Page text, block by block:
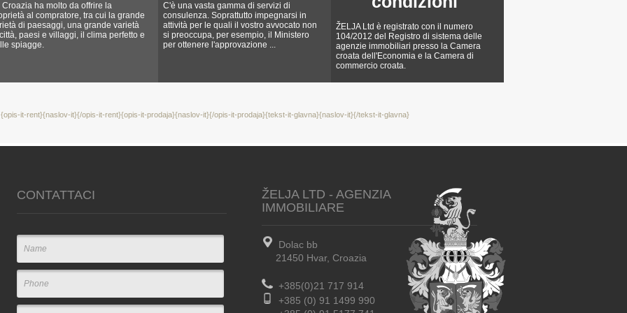
Croazia ha molto da offrire la
al compratore, tra cui la grande
di paesaggi, una grande varietà
paesi e villaggi, il clima perfetto e
spiagge.
C'è una vasta gamma di servizi di
consulenza. Soprattutto impegnarsi in
attività per le quali il vostro avvocato non
si preoccupa, per esempio, il Ministero
per ottenere l'approvazione ...
ŽELJA Ltd è registrato con il numero
104/2012 del Registro di sistema delle
agenzie immobiliari presso la Camera
croata dell'Economia e la Camera di
commercio croata.
{opis-it-rent}{naslov-it}{/opis-it-rent}{opis-it-prodaja}{naslov-it}{/opis-it-prodaja}{tekst-it-glavna}{naslov-it}{/tekst-it-glavna}
CONTATTACI
ŽELJA LTD - AGENZIA
IMMOBILIARE
Dolac bb
21450 Hvar, Croazia
+385(0)21 717 914
+385 (0) 91 1499 990